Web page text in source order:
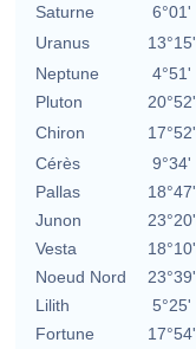
Saturne
6°01'
Uranus
13°15'
Neptune
4°51'
Pluton
20°52'
Chiron
17°52'
Cérès
9°34'
Pallas
18°47'
Junon
23°20'
Vesta
18°10'
Noeud Nord
23°39'
Lilith
5°25'
Fortune
17°54'